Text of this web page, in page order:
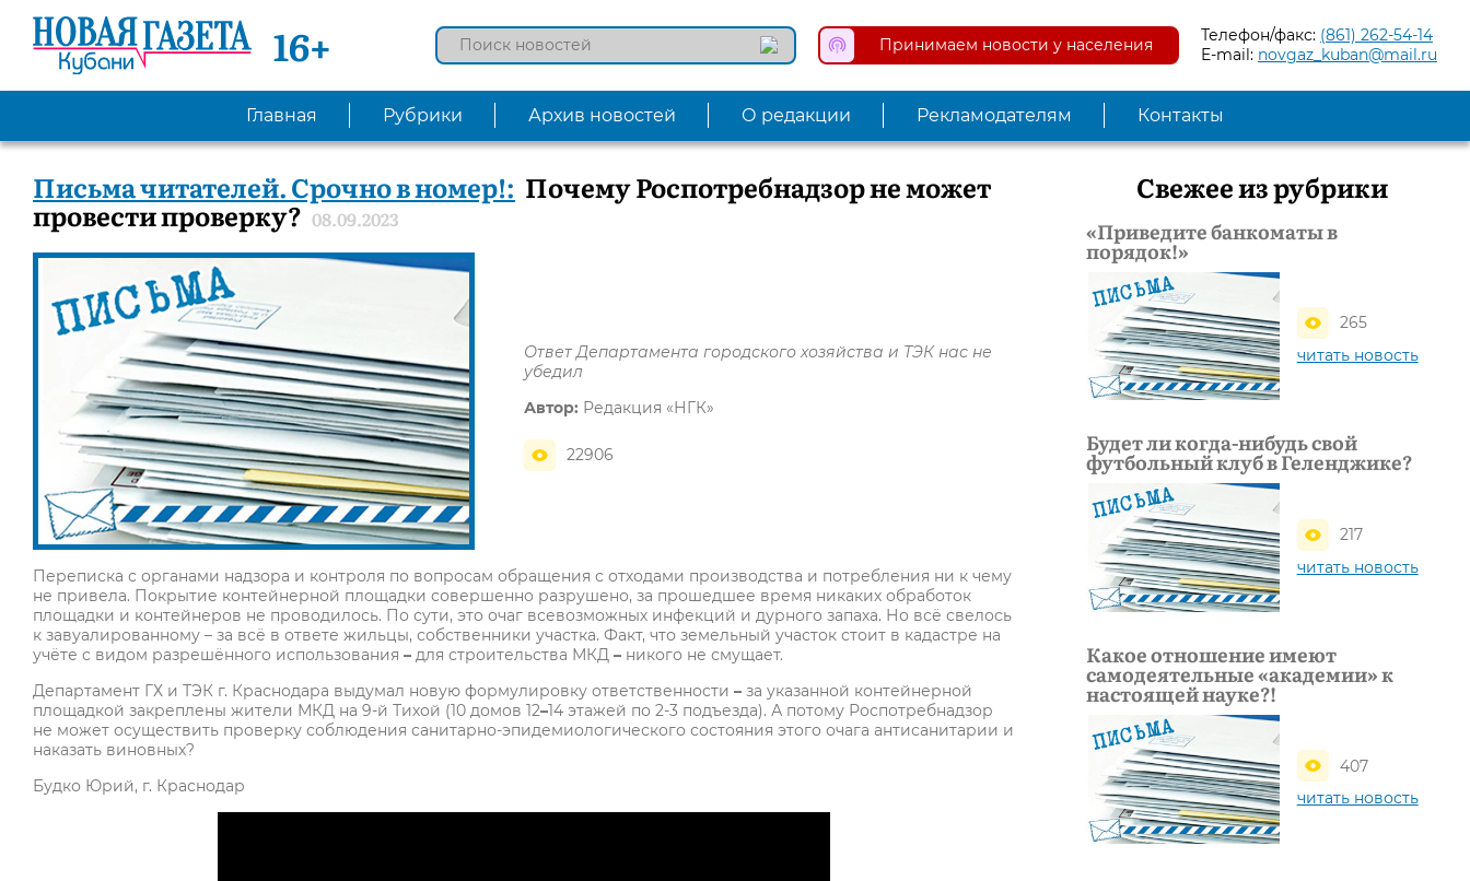
16+ Принимаем новости у населения Телефон/факс: (861) 262-54-14
E-mail: novgaz_kuban@mail.ru
Главная Рубрики Архив новостей О редакции Рекламодателям Контакты
Письма читателей. Срочно в номер!: Почему Роспотребнадзор не может
провести проверку? 08.09.2023
Ответ Департамента городского хозяйства и ТЭК нас не
убедил
Автор: Редакция «НГК»
22906
Переписка с органами надзора и контроля по вопросам обращения с отходами производства и потребления ни к чему
не привела. Покрытие контейнерной площадки совершенно разрушено, за прошедшее время никаких обработок
площадки и контейнеров не проводилось. По сути, это очаг всевозможных инфекций и дурного запаха. Но всё свелось
к завуалированному – за всё в ответе жильцы, собственники участка. Факт, что земельный участок стоит в кадастре на
учёте с видом разрешённого использования – для строительства МКД – никого не смущает.
Департамент ГХ и ТЭК г. Краснодара выдумал новую формулировку ответственности – за указанной контейнерной
площадкой закреплены жители МКД на 9-й Тихой (10 домов 12–14 этажей по 2-3 подъезда). А потому Роспотребнадзор
не может осуществить проверку соблюдения санитарно-эпидемиологического состояния этого очага антисанитарии и
наказать виновных?
Будко Юрий, г. Краснодар
Свежее из рубрики
«Приведите банкоматы в
порядок!»
265
читать новость
Будет ли когда-нибудь свой
футбольный клуб в Геленджике?
217
читать новость
Какое отношение имеют
самодеятельные «академии» к
настоящей науке?!
407
читать новость